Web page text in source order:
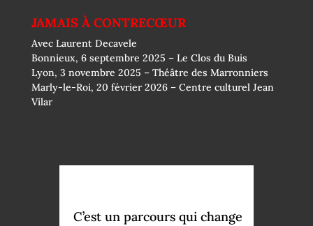
JAMAIS À CONTRECŒUR
Avec Laurent Decavele
Bonnieux, 6 septembre 2025 – Le Clos du Buis
Lyon, 3 novembre 2025 – Théâtre des Marronniers
Marly-le-Roi, 20 février 2026 – Centre culturel Jean
Vilar
C’est un parcours qui change